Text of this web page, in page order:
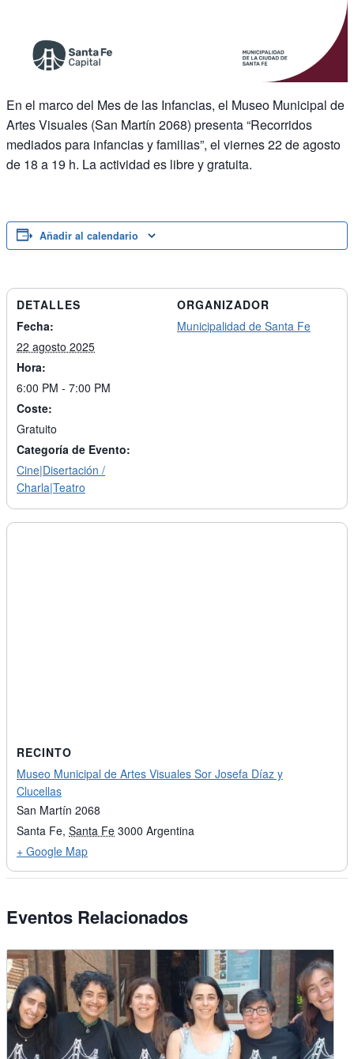
En el marco del Mes de las Infancias, el Museo Municipal de
Artes Visuales (San Martín 2068) presenta “Recorridos
mediados para infancias y familias”, el viernes 22 de agosto
de 18 a 19 h. La actividad es libre y gratuita.
Añadir al calendario
DETALLES
Fecha:
22 agosto 2025
Hora:
6:00 PM - 7:00 PM
Coste:
Gratuito
Categoría de Evento:
Cine|Disertación /
Charla|Teatro
ORGANIZADOR
Municipalidad de Santa Fe
RECINTO
Museo Municipal de Artes Visuales Sor Josefa Díaz y
Clucellas
San Martín 2068
Santa Fe, Santa Fe 3000 Argentina
+ Google Map
Eventos Relacionados